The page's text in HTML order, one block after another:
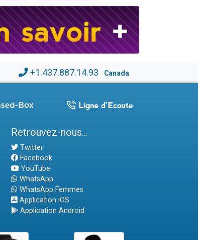
+1.437.887.14.93 Canada
Retrouvez-nous...
Twitter
Facebook
YouTube
WhatsApp
WhatsApp Femmes
Application iOS
Application Android